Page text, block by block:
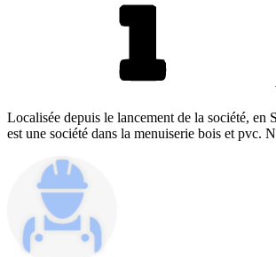
Localisée depuis le lancement de la société, en
est une société dans la menuiserie bois et pvc.